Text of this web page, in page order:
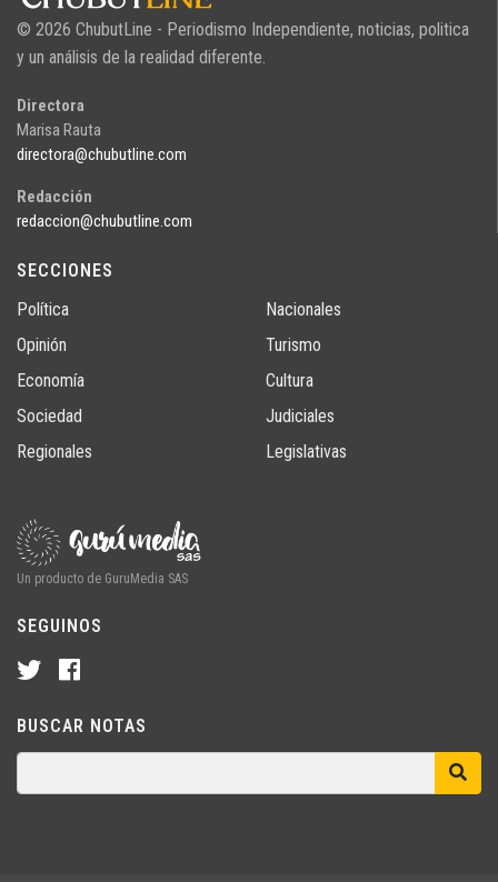
© 2026 ChubutLine - Periodismo Independiente, noticias, politica
y un análisis de la realidad diferente.
Directora
Marisa Rauta
directora@chubutline.com
Redacción
redaccion@chubutline.com
SECCIONES
Política
Opinión
Economía
Sociedad
Regionales
Nacionales
Turismo
Cultura
Judiciales
Legislativas
Un producto de GuruMedia SAS
SEGUINOS
BUSCAR NOTAS